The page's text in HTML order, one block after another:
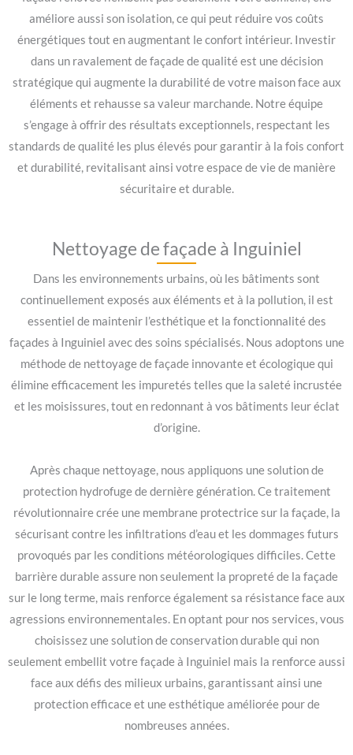
améliore aussi son isolation, ce qui peut réduire vos coûts
énergétiques tout en augmentant le confort intérieur. Investir
dans un ravalement de façade de qualité est une décision
stratégique qui augmente la durabilité de votre maison face aux
éléments et rehausse sa valeur marchande. Notre équipe
s’engage à offrir des résultats exceptionnels, respectant les
standards de qualité les plus élevés pour garantir à la fois confort
et durabilité, revitalisant ainsi votre espace de vie de manière
sécuritaire et durable.
Nettoyage de façade à Inguiniel
Dans les environnements urbains, où les bâtiments sont
continuellement exposés aux éléments et à la pollution, il est
essentiel de maintenir l’esthétique et la fonctionnalité des
façades à Inguiniel avec des soins spécialisés. Nous adoptons une
méthode de nettoyage de façade innovante et écologique qui
élimine efficacement les impuretés telles que la saleté incrustée
et les moisissures, tout en redonnant à vos bâtiments leur éclat
d’origine.
Après chaque nettoyage, nous appliquons une solution de
protection hydrofuge de dernière génération. Ce traitement
révolutionnaire crée une membrane protectrice sur la façade, la
sécurisant contre les infiltrations d’eau et les dommages futurs
provoqués par les conditions météorologiques difficiles. Cette
barrière durable assure non seulement la propreté de la façade
sur le long terme, mais renforce également sa résistance face aux
agressions environnementales. En optant pour nos services, vous
choisissez une solution de conservation durable qui non
seulement embellit votre façade à Inguiniel mais la renforce aussi
face aux défis des milieux urbains, garantissant ainsi une
protection efficace et une esthétique améliorée pour de
nombreuses années.